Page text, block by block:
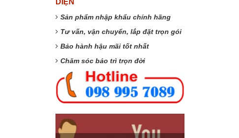
DIỆN
Sản phẩm nhập khẩu chính hãng
Tư vấn, vận chuyển, lắp đặt trọn gói
Bảo hành hậu mãi tốt nhất
Chăm sóc bảo trì trọn đời